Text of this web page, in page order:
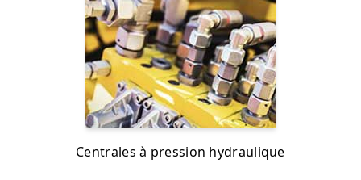
Centrales à pression hydraulique